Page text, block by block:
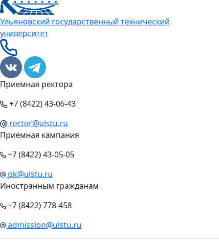
Ульяновский государственный технический
университет
Приемная ректора
+7 (8422) 43-06-43
rector@ulstu.ru
Приемная кампания
+7 (8422) 43-05-05
pk@ulstu.ru
Иностранным гражданам
+7 (8422) 778-458
admission@ulstu.ru